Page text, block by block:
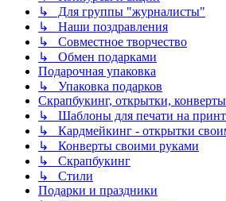
↳ Для группы "журналисты"
↳ Наши поздравления
↳ Совместное творчество
↳ Обмен подарками
Подарочная упаковка
↳ Упаковка подарков
Скрапбукинг, открытки, конверты
↳ Шаблоны для печати на
↳ Кардмейкинг - открытки
↳ Конверты своими руками
↳ Скрапбукинг
↳ Стили
Подарки и праздники